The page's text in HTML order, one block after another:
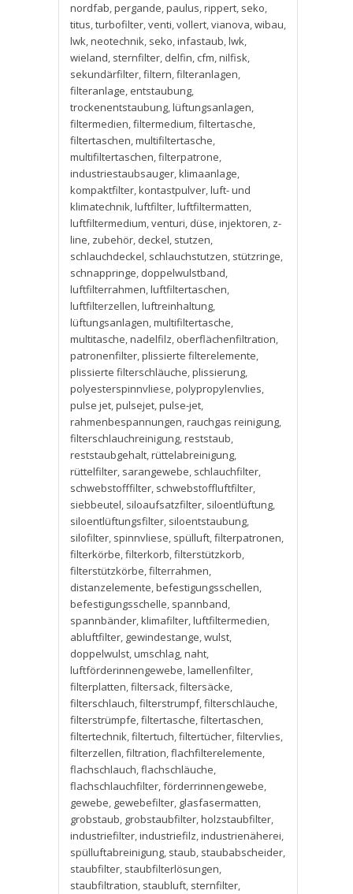
nordfab,pergande,paulus,rippert, seko,
titus,turbofilter,venti,vollert,vianova,wibau,
lwk,neotechnik, seko,infastaub,lwk,
wieland, sternfilter, delfin, cfm,nilfisk,
sekundärfilter,filtern,filteranlagen,
filteranlage, entstaubung,
trockenentstaubung,lüftungsanlagen,
filtermedien,filtermedium,filtertasche,
filtertaschen,multifiltertasche,
multifiltertaschen,filterpatrone,
industriestaubsauger,klimaanlage,
kompaktfilter,kontastpulver,luft- und
klimatechnik,luftfilter,luftfiltermatten,
luftfiltermedium,venturi, düse,injektoren, z-
line, zubehör, deckel, stutzen,
schlauchdeckel, schlauchstutzen, stützringe,
schnappringe, doppelwulstband,
luftfilterrahmen,luftfiltertaschen,
luftfilterzellen,luftreinhaltung,
lüftungsanlagen,multifiltertasche,
multitasche,nadelfilz, oberflächenfiltration,
patronenfilter,plissierte filterelemente,
plissierte filterschläuche,plissierung,
polyesterspinnvliese,polypropylenvlies,
pulse jet,pulsejet,pulse-jet,
rahmenbespannungen,rauchgas reinigung,
filterschlauchreinigung,reststaub,
reststaubgehalt,rüttelabreinigung,
rüttelfilter, sarangewebe, schlauchfilter,
schwebstofffilter, schwebstoffluftfilter,
siebbeutel, siloaufsatzfilter, siloentlüftung,
siloentlüftungsfilter, siloentstaubung,
silofilter, spinnvliese, spülluft,filterpatronen,
filterkörbe,filterkorb,filterstützkorb,
filterstützkörbe,filterrahmen,
distanzelemente,befestigungsschellen,
befestigungsschelle, spannband,
spannbänder,klimafilter,luftfiltermedien,
abluftfilter, gewindestange,wulst,
doppelwulst,umschlag,naht,
luftförderinnengewebe,lamellenfilter,
filterplatten,filtersack,filtersäcke,
filterschlauch,filterstrumpf,filterschläuche,
filterstrümpfe,filtertasche,filtertaschen,
filtertechnik,filtertuch,filtertücher,filtervlies,
filterzellen,filtration,flachfilterelemente,
flachschlauch,flachschläuche,
flachschlauchfilter,förderrinnengewebe,
gewebe, gewebefilter, glasfasermatten,
grobstaub, grobstaubfilter,holzstaubfilter,
industriefilter,industriefilz,industrienäherei,
spülluftabreinigung, staub, staubabscheider,
staubfilter, staubfilterlösungen,
staubfiltration, staubluft, sternfilter,